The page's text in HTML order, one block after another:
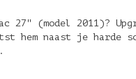
27" (model 2011)?
hem naast je